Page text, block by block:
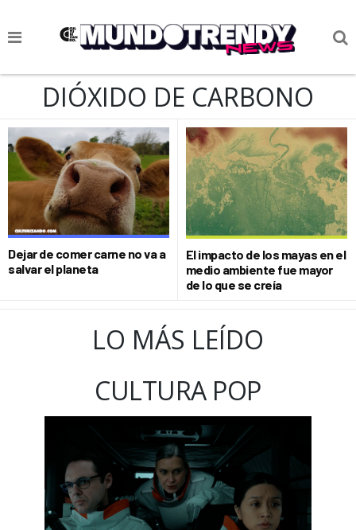
NOTICIAS
CIENCIA Y TECNOLOGÍA
VIDA
SOCIEDAD
CULTURIZANDO.COM
DIÓXIDO DE CARBONO
Dejar de comer carne no va a
salvar el planeta
El impacto de los mayas en el
medio ambiente fue mayor
de lo que se creía
LO MÁS LEÍDO
CULTURA POP